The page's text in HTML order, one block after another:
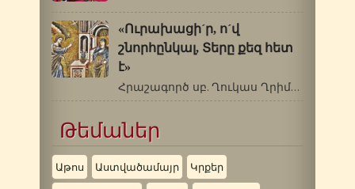
«Ուրախացի´ր, ո´վ
շնորհընկալ, Տերը քեզ հետ
է»
Հրաշագործ սբ. Ղուկաս Ղրիմեցի (1877-1961թթ.)…
Թեմաներ
Աթոս Աստվածամայր Կրքեր